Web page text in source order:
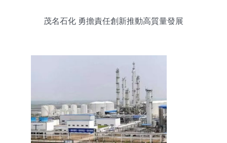
茂名石化 勇擔責任創新推動高質量發展